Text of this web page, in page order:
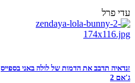
עדי פרל
זנדאיה תדבב את הדמות של לולה באני בספייס
ג'אם 2